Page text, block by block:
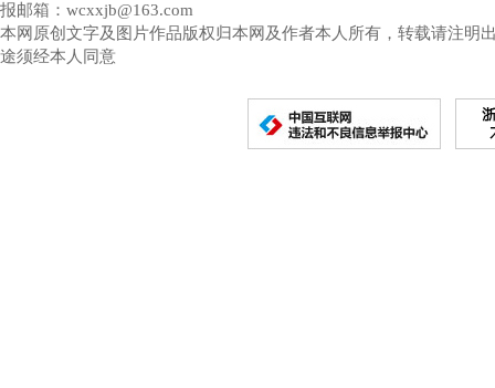
报邮箱：wcxxjb@163.com
本网原创文字及图片作品版权归本网及作者本人所有，转载请注明
途须经本人同意